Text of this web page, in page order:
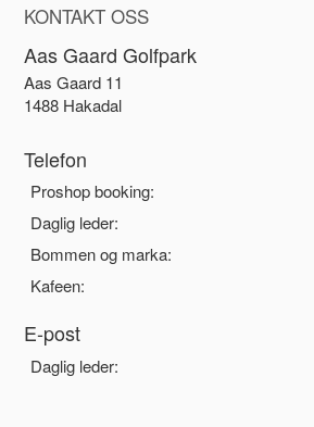
KONTAKT OSS
Aas Gaard Golfpark
Aas Gaard 11
1488 Hakadal
Telefon
Proshop booking:
Daglig leder:
Bommen og marka:
Kafeen:
E-post
Daglig leder: